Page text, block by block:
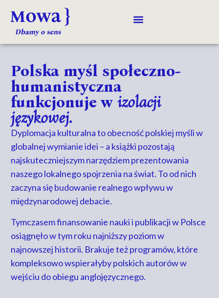
Polska myśl społeczno-
humanistyczna
funkcjonuje wizolacji
językowej.
Dyplomacja kulturalna to obecność polskiej myśli w
globalnej wymianie idei – a książki pozostają
najskuteczniejszym narzędziem prezentowania
naszego lokalnego spojrzenia na świat. To od nich
zaczyna się budowanie realnego wpływu w
międzynarodowej debacie.
Tymczasem finansowanie nauki i publikacji w Polsce
osiągnęło w tym roku najniższy poziom w
najnowszej historii. Brakuje też programów, które
kompleksowo wspierałyby polskich autorów w
wejściu do obiegu anglojęzycznego.